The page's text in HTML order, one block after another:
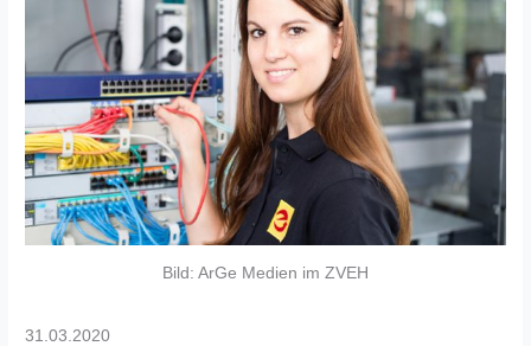
Bild: ArGe Medien im ZVEH
31.03.2020